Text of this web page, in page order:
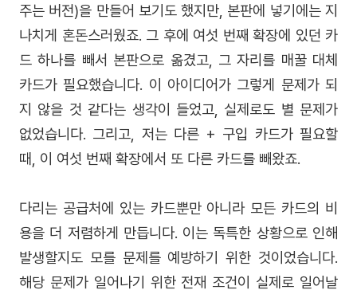
주는 버전)을 만들어 보기도 했지만, 본판에 넣기에는 지
나치게 혼돈스러웠죠. 그 후에 여섯 번째 확장에 있던 카
드 하나를 빼서 본판으로 옮겼고, 그 자리를 매꿀 대체
카드가 필요했습니다. 이 아이디어가 그렇게 문제가 되
지 않을 것 같다는 생각이 들었고, 실제로도 별 문제가
없었습니다. 그리고, 저는 다른 + 구입 카드가 필요할
때, 이 여섯 번째 확장에서 또 다른 카드를 빼왔죠.
다리는 공급처에 있는 카드뿐만 아니라 모든 카드의 비
용을 더 저렴하게 만듭니다. 이는 독특한 상황으로 인해
발생할지도 모를 문제를 예방하기 위한 것이었습니다.
해당 문제가 일어나기 위한 전재 조건이 실제로 일어날